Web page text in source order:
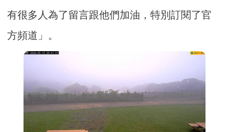
有很多人為了留言跟他們加油，特別訂閱了官
方頻道」。